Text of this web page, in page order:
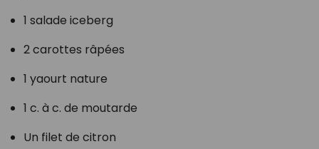
1 salade iceberg
2 carottes râpées
1 yaourt nature
1 c. à c. de moutarde
Un filet de citron